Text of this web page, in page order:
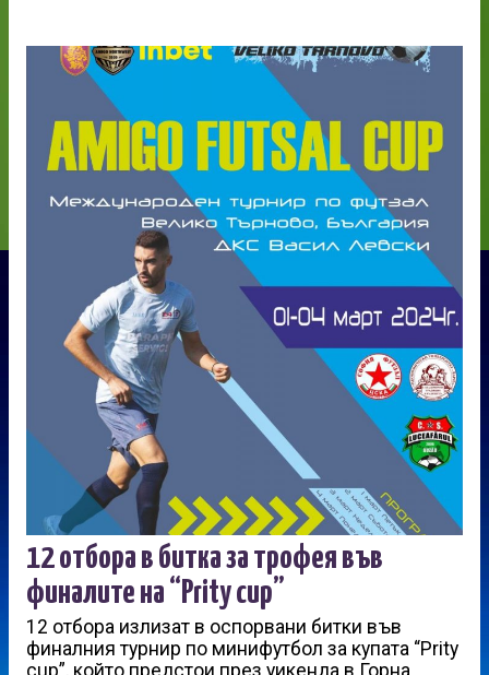
12 отбора в битка за трофея във
финалите на “Prity cup”
12 отбора излизат в оспорвани битки във
финалния турнир по минифутбол за купата “Prity
cup”, който предстои през уикенда в Горна